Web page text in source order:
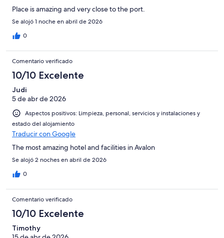
Place is amazing and very close to the port.
Se alojó 1 noche en abril de 2026
0
Comentario verificado
10/10 Excelente
Judi
5 de abr de 2026
Aspectos positivos: Limpieza, personal, servicios y instalaciones y
estado del alojamiento
Traducir con Google
The most amazing hotel and facilities in Avalon
Se alojó 2 noches en abril de 2026
0
Comentario verificado
10/10 Excelente
Timothy